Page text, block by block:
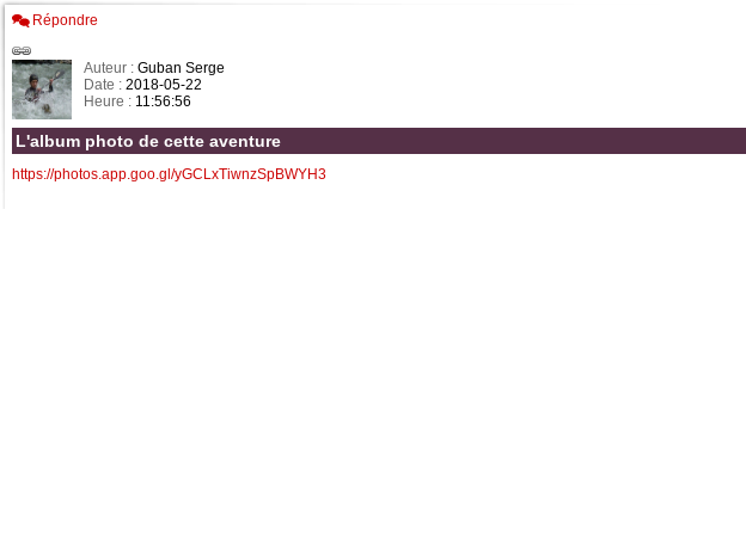
Répondre
Auteur : Guban Serge
Date : 2018-05-22
Heure : 11:56:56
L'album photo de cette aventure
https://photos.app.goo.gl/yGCLxTiwnzSpBWYH3